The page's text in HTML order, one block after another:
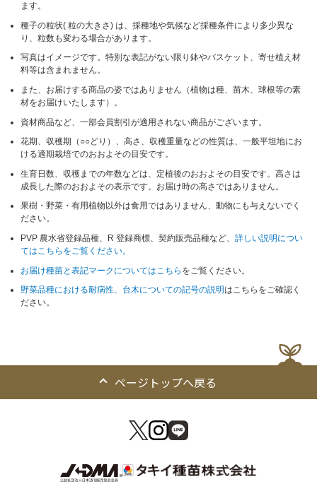
ます。
種子の粒状( 粒の大きさ) は、採種地や気候など採種条件により多少異な
り、粒数も変わる場合があります。
写真はイメージです。特別な表記がない限り鉢やバスケット、寄せ植え材
料等は含まれません。
また、お届けする商品の姿ではありません（植物は種、苗木、球根等の素
材をお届けいたします）。
資材商品など、一部会員割引が適用されない商品がございます。
花期、収穫期（○○どり）、高さ、収穫重量などの性質は、一般平坦地にお
ける適期栽培でのおおよその目安です。
生育日数、収穫までの年数などは、定植後のおおよその目安です。高さは
成長した際のおおよその表示です。お届け時の高さではありません。
果樹・野菜・有用植物以外は食用ではありません、動物にも与えないでく
ださい。
PVP 農水省登録品種、R 登録商標、契約販売品種など、詳しい説明につい
てはこちらをご覧ください。
お届け種苗と表記マークについてはこちら をご覧ください。
野菜品種における耐病性、台木についての記号の説明はこちらをご確認く
ださい。
ページトップへ戻る